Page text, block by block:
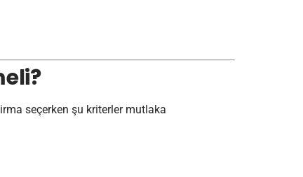
seçerken şu kriterler mutlaka